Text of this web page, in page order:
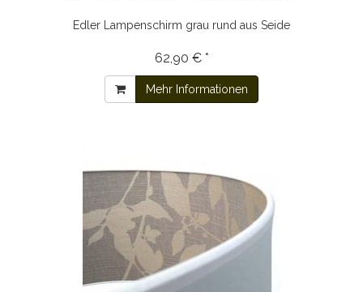
Edler Lampenschirm grau rund aus Seide
62,90 € *
Mehr Informationen